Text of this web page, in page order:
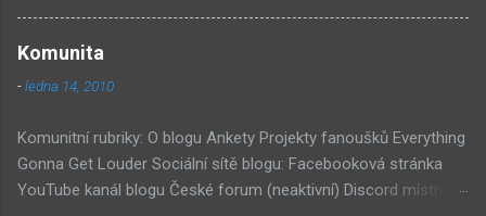
pozadí menu. První screen, který se na stránce
v DaymareTown 1 ( stránka sub8 ) Screen, který
se objevil jako ikona her na PastelPortal.com,
vypadá to snad že vystoupíme z Liziny lodi,
Komunita
-ledna 14, 2010
Komunitní rubriky: O blogu Ankety Projekty fanoušků Everything
Gonna Get Louder Sociální sítě blogu: Facebooková stránka
YouTube kanál blogu České forum (neaktivní) Discord místnost